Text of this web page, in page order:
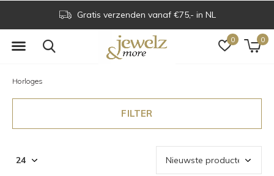
0 0
Voor 16.00 uur besteld is dezelfde dag verzonden
Horloges
FILTER